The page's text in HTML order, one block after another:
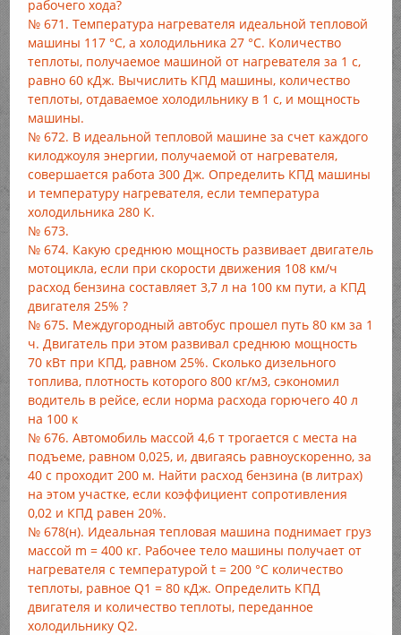
рабочего хода?
№ 671. Температура нагревателя идеальной тепловой
машины 117 °С, а холодильника 27 °С. Количество
теплоты, получаемое машиной от нагревателя за 1 с,
равно 60 кДж. Вычислить КПД машины, количество
теплоты, отдаваемое холодильнику в 1 с, и мощность
машины.
№ 672. В идеальной тепловой машине за счет каждого
килоджоуля энергии, получаемой от нагревателя,
совершается работа 300 Дж. Определить КПД машины
и температуру нагревателя, если температура
холодильника 280 К.
№ 673.
№ 674. Какую среднюю мощность развивает двигатель
мотоцикла, если при скорости движения 108 км/ч
расход бензина составляет 3,7 л на 100 км пути, а КПД
двигателя 25% ?
№ 675. Междугородный автобус прошел путь 80 км за 1
ч. Двигатель при этом развивал среднюю мощность
70 кВт при КПД, равном 25%. Сколько дизельного
топлива, плотность которого 800 кг/м3, сэкономил
водитель в рейсе, если норма расхода горючего 40 л
на 100 к
№ 676. Автомобиль массой 4,6 т трогается с места на
подъеме, равном 0,025, и, двигаясь равноускоренно, за
40 с проходит 200 м. Найти расход бензина (в литрах)
на этом участке, если коэффициент сопротивления
0,02 и КПД равен 20%.
№ 678(н). Идеальная тепловая машина поднимает груз
массой m = 400 кг. Рабочее тело машины получает от
нагревателя с температурой t = 200 °С количество
теплоты, равное Q1 = 80 кДж. Определить КПД
двигателя и количество теплоты, переданное
холодильнику Q2.